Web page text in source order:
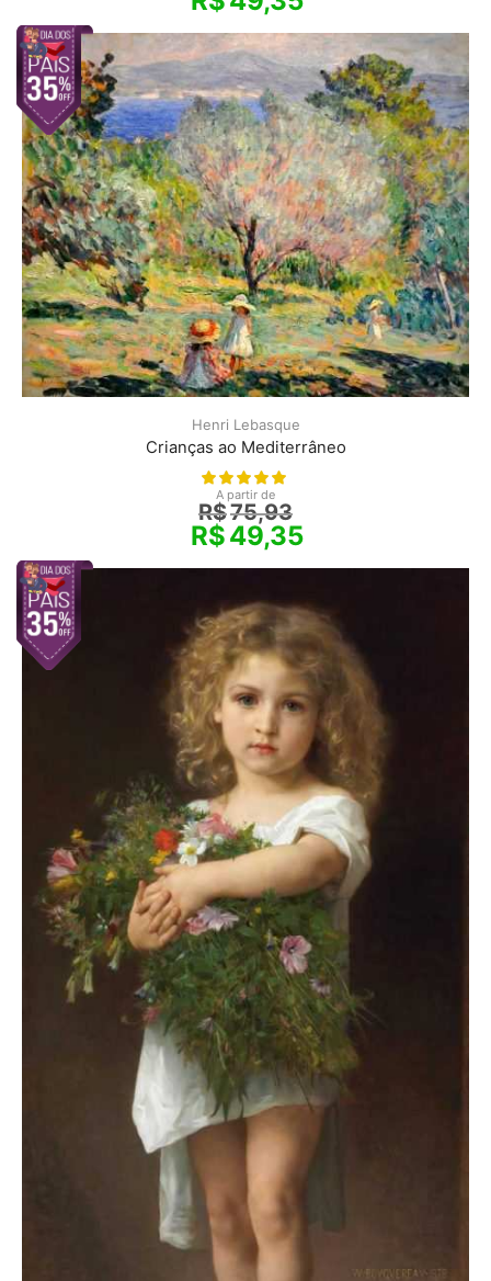
Henri Lebasque
Crianças ao Mediterrâneo
A partir de
R$75,93
R$49,35